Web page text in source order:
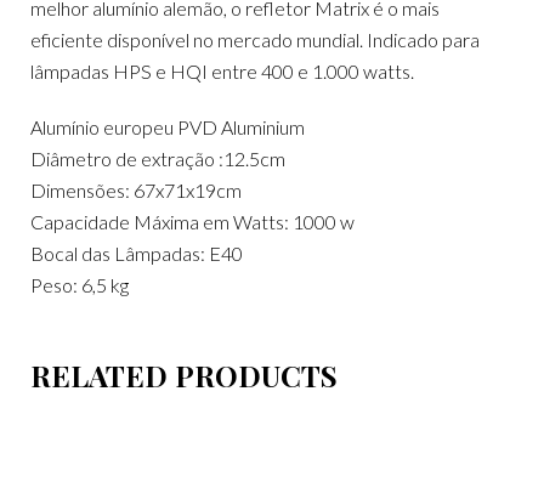
melhor alumínio alemão, o refletor Matrix é o mais
eficiente disponível no mercado mundial. Indicado para
lâmpadas HPS e HQI entre 400 e 1.000 watts.
Alumínio europeu PVD Aluminium
Diâmetro de extração :12.5cm
Dimensões: 67x71x19cm
Capacidade Máxima em Watts: 1000 w
Bocal das Lâmpadas: E40
Peso: 6,5 kg
RELATED PRODUCTS